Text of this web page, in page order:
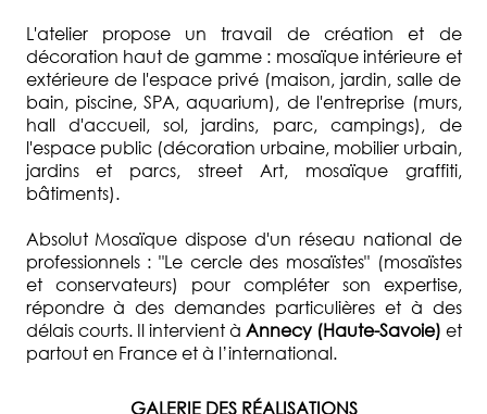
L'atelier propose un travail de création et de
décoration haut de gamme : mosaïque intérieure et
extérieure de l'espace privé (maison, jardin, salle de
bain, piscine, SPA, aquarium), de l'entreprise (murs,
hall d'accueil, sol, jardins, parc, campings), de
l'espace public (décoration urbaine, mobilier urbain,
jardins et parcs, street Art, mosaïque graffiti,
bâtiments).
Absolut Mosaïque dispose d'un réseau national de
professionnels : "Le cercle des mosaïstes" (mosaïstes
et conservateurs) pour compléter son expertise,
répondre à des demandes particulières et à des
délais courts. Il intervient à Annecy (Haute-Savoie) et
partout en France et à l’international.
GALERIE DES RÉALISATIONS